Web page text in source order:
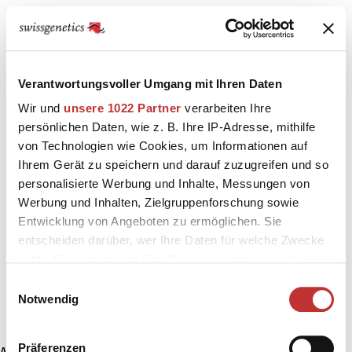
Verantwortungsvoller Umgang mit Ihren Daten
Wir und unsere 1022 Partner verarbeiten Ihre
persönlichen Daten, wie z. B. Ihre IP-Adresse, mithilfe
von Technologien wie Cookies, um Informationen auf
Ihrem Gerät zu speichern und darauf zuzugreifen und so
personalisierte Werbung und Inhalte, Messungen von
Werbung und Inhalten, Zielgruppenforschung sowie
Entwicklung von Angeboten zu ermöglichen. Sie
entscheiden darüber, wer Ihre Daten für welche Zwecke
Trigger Symbol ändern oder widerrufen
Notwendig
Präferenzen